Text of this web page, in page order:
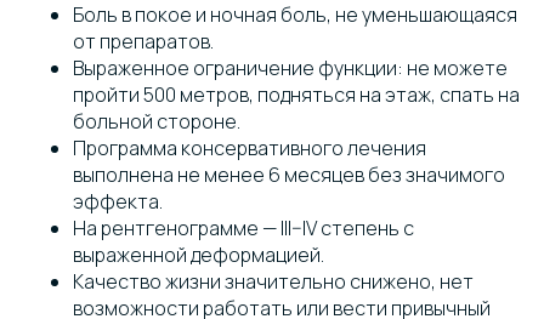
Боль в покое и ночная боль, не уменьшающаяся
от препаратов.
Выраженное ограничение функции: не можете
пройти 500 метров, подняться на этаж, спать на
больной стороне.
Программа консервативного лечения
выполнена не менее 6 месяцев без значимого
эффекта.
На рентгенограмме — III–IV степень с
выраженной деформацией.
Качество жизни значительно снижено, нет
возможности работать или вести привычный